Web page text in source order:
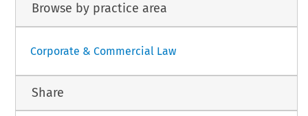
Browse by practice area
Corporate & Commercial Law
Share